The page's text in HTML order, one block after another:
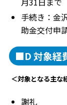
手続き：金
助金交付申
■D 対象経
＜対象となる主な
謝礼